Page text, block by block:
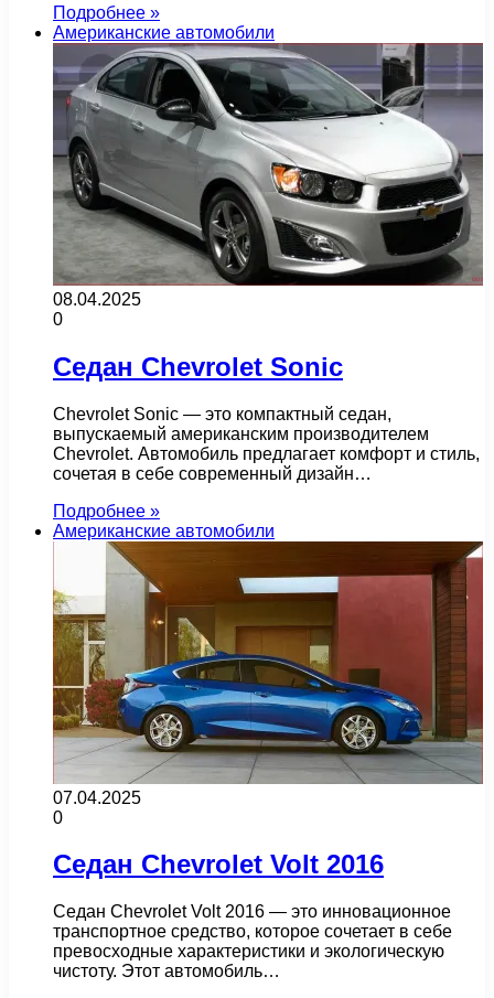
Подробнее »
Американские автомобили
08.04.2025
0
Седан Chevrolet Sonic
Chevrolet Sonic — это компактный седан,
выпускаемый американским производителем
Chevrolet. Автомобиль предлагает комфорт и стиль,
сочетая в себе современный дизайн…
Подробнее »
Американские автомобили
07.04.2025
0
Седан Chevrolet Volt 2016
Седан Chevrolet Volt 2016 — это инновационное
транспортное средство, которое сочетает в себе
превосходные характеристики и экологическую
чистоту. Этот автомобиль…